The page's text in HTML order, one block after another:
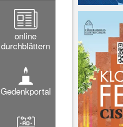
online
durchblättern
Gedenkportal